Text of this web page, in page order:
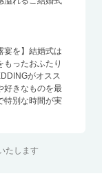
宴を】結婚式は
ったおふたり
がオスス
好きなものを最
特別な時間が実
たします